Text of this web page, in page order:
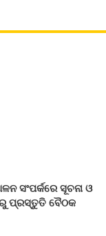
ସଂପର୍କରେ ସୂଚନା ଓ
ପ୍ରସ୍ତୁତି ବୈଠକ